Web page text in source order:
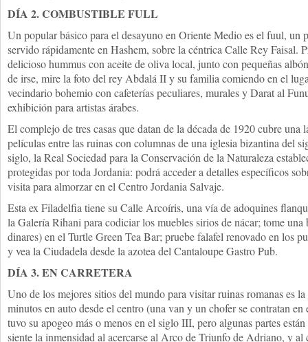
DÍA 2. COMBUSTIBLE FULL
Un popular básico para el desayuno en Oriente Medio es el fuul, un
servido rápidamente en Hashem, sobre la céntrica Calle Rey Faisal.
delicioso hummus con aceite de oliva local, junto con pequeñas
de irse, mire la foto del rey Abdalá II y su familia comiendo en el
vecindario bohemio con cafeterías peculiares, murales y Darat al
exhibición para artistas árabes.
El complejo de tres casas que datan de la década de 1920 cubre una
películas entre las ruinas con columnas de una iglesia bizantina del
siglo, la Real Sociedad para la Conservación de la Naturaleza
protegidas por toda Jordania: podrá acceder a detalles específicos
visita para almorzar en el Centro Jordania Salvaje.
Esta ex Filadelfia tiene su Calle Arcoíris, una vía de adoquines
la Galería Rihani para codiciar los muebles sirios de nácar; tome
dinares) en el Turtle Green Tea Bar; pruebe falafel renovado en los
y vea la Ciudadela desde la azotea del Cantaloupe Gastro Pub.
DÍA 3. EN CARRETERA
Uno de los mejores sitios del mundo para visitar ruinas romanas es
minutos en auto desde el centro (una van y un chofer se contratan
tuvo su apogeo más o menos en el siglo III, pero algunas partes
siente la inmensidad al acercarse al Arco de Triunfo de Adriano, y